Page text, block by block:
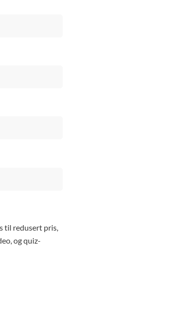
til redusert pris,
og quiz-